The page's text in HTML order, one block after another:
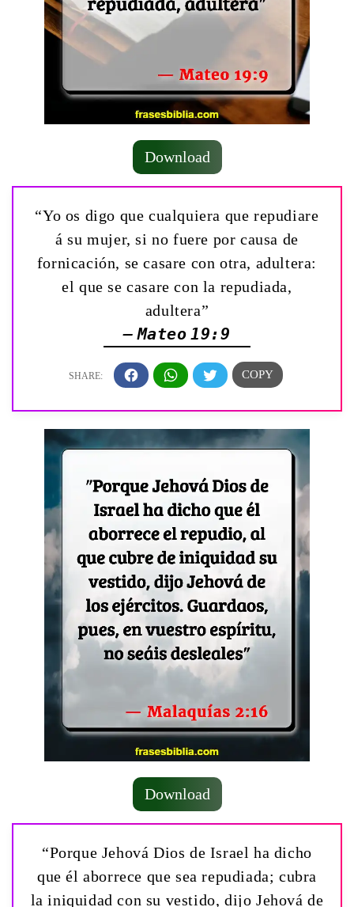
Download
“Yo os digo que cualquiera que repudiare
á su mujer, si no fuere por causa de
fornicación, se casare con otra, adultera:
el que se casare con la repudiada,
adultera”
— Mateo 19:9
Download
“Porque Jehová Dios de Israel ha dicho
que él aborrece que sea repudiada; cubra
la iniquidad con su vestido, dijo Jehová de